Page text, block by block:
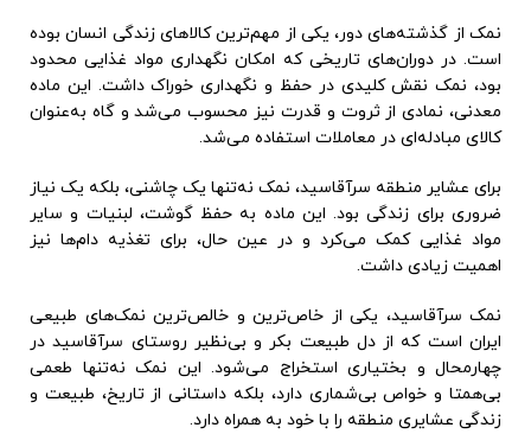
نمک از گذشته‌های دور، یکی از مهم‌ترین کالاهای زندگی انسان بوده
است. در دوران‌های تاریخی که امکان نگهداری مواد غذایی محدود
بود، نمک نقش کلیدی در حفظ و نگهداری خوراک داشت. این ماده
معدنی، نمادی از ثروت و قدرت نیز محسوب می‌شد و گاه به‌عنوان
کالای مبادله‌ای در معاملات استفاده می‌شد.
برای عشایر منطقه سرآقاسید، نمک نه‌تنها یک چاشنی، بلکه یک نیاز
ضروری برای زندگی بود. این ماده به حفظ گوشت، لبنیات و سایر
مواد غذایی کمک می‌کرد و در عین حال، برای تغذیه دام‌ها نیز
اهمیت زیادی داشت.
نمک سرآقاسید، یکی از خاص‌ترین و خالص‌ترین نمک‌های طبیعی
ایران است که از دل طبیعت بکر و بی‌نظیر روستای سرآقاسید در
چهارمحال و بختیاری استخراج می‌شود. این نمک نه‌تنها طعمی
بی‌همتا و خواص بی‌شماری دارد، بلکه داستانی از تاریخ، طبیعت و
زندگی عشایری منطقه را با خود به همراه دارد.